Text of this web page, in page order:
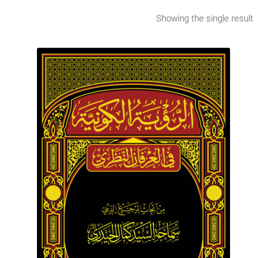
Shop
برگه نمونه
برگه نمونه
تماس با ما
ثبت شکایات
حساب کاربری من
Showing the single result